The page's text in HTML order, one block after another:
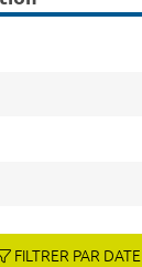
FILTRER PAR DATE